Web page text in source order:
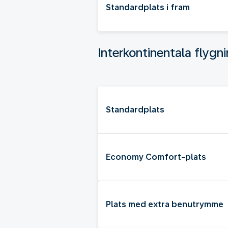
Standardplats i fram
Interkontinentala
Standardplats
Economy Comfort-plats
Plats med extra benutrymme